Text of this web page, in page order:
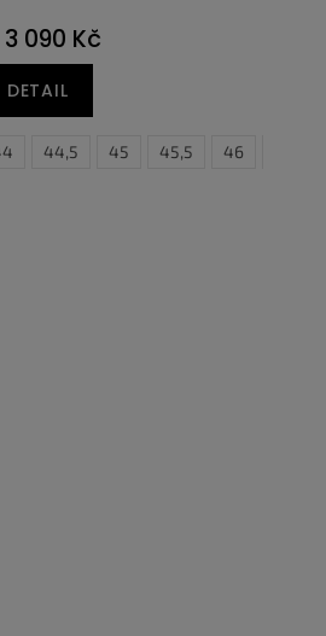
3 090 Kč
DETAIL
44,5 45 45,5 46